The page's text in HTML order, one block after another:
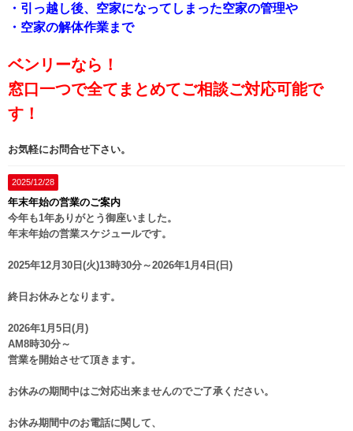
・引っ越し後、空家になってしまった空家の管理や
・空家の解体作業まで
ベンリーなら！
窓口一つで全てまとめてご相談ご対応可能で
す！
お気軽にお問合せ下さい。
2025/12/28
年末年始の営業のご案内
今年も1年ありがとう御座いました。
年末年始の営業スケジュールです。
2025年12月30日(火)13時30分～2026年1月4日(日)
終日お休みとなります。
2026年1月5日(月)
AM8時30分～
営業を開始させて頂きます。
お休みの期間中はご対応出来ませんのでご了承ください。
お休み期間中のお電話に関して、